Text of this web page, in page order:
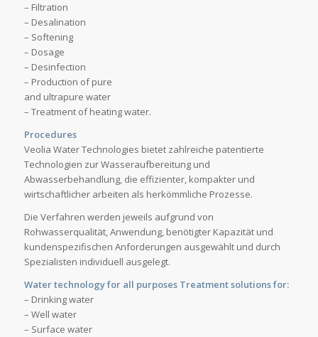
– Filtration
– Desalination
– Softening
– Dosage
– Desinfection
– Production of pure
and ultrapure water
– Treatment of heating water.
Procedures
Veolia Water Technologies bietet zahlreiche patentierte
Technologien zur Wasseraufbereitung und
Abwasserbehandlung, die effizienter, kompakter und
wirtschaftlicher arbeiten als herkömmliche Prozesse.
Die Verfahren werden jeweils aufgrund von
Rohwasserqualität, Anwendung, benötigter Kapazität und
kundenspezifischen Anforderungen ausgewählt und durch
Spezialisten individuell ausgelegt.
Water technology for all purposes Treatment solutions for:
– Drinking water
– Well water
– Surface water